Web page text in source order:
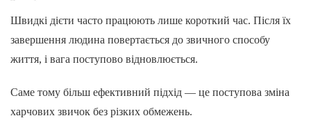
Швидкі дієти часто працюють лише короткий час. Після їх
завершення людина повертається до звичного способу
життя, і вага поступово відновлюється.
Саме тому більш ефективний підхід — це поступова зміна
харчових звичок без різких обмежень.